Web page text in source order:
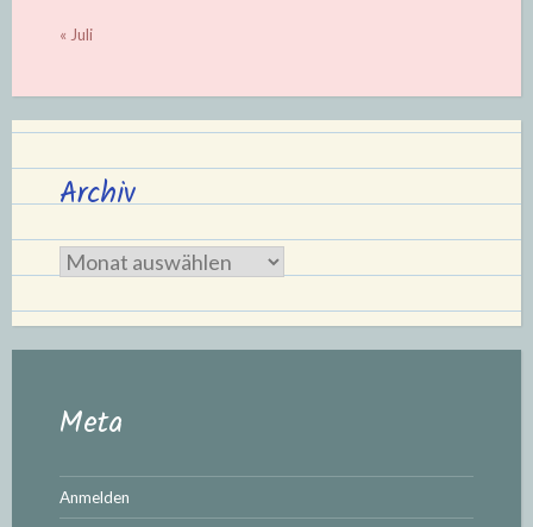
« Juli
Archiv
Archiv
Meta
Anmelden